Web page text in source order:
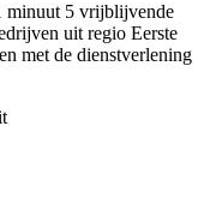
minuut 5 vrijblijvende
uit regio Eerste
met de dienstverlening